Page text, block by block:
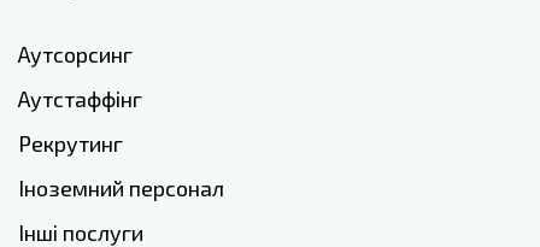
Аутсорсинг
Аутстаффінг
Рекрутинг
Іноземний персонал
Інші послуги